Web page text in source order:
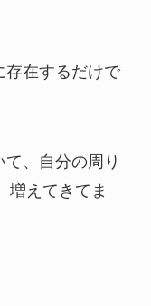
存在するだけで
、自分の周り
増えてきてま